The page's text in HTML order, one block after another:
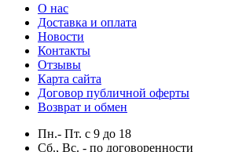
О нас
Доставка и оплата
Новости
Контакты
Отзывы
Карта сайта
Договор публичной оферты
Возврат и обмен
Пн.- Пт. с 9 до 18
Сб., Вс. - по договоренности